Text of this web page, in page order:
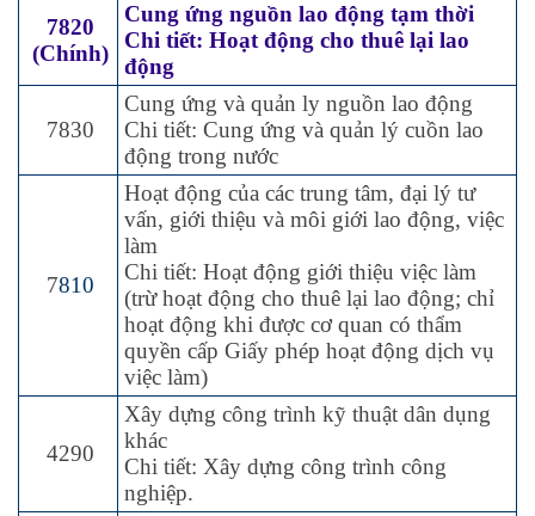
7820
(Chính)
Cung ứng nguồn lao động tạm thời
Chi tiết: Hoạt động cho thuê lại lao
động
7830
Cung ứng và quản ly nguồn lao động
Chi tiết: Cung ứng và quản lý cuồn lao
động trong nước
7810
Hoạt động của các trung tâm, đại lý tư
vấn, giới thiệu và môi giới lao động, việc
làm
Chi tiết: Hoạt động giới thiệu việc làm
(trừ hoạt động cho thuê lại lao động; chỉ
hoạt động khi được cơ quan có thẩm
quyền cấp Giấy phép hoạt động dịch vụ
việc làm)
4290
Xây dựng công trình kỹ thuật dân dụng
khác
Chi tiết: Xây dựng công trình công
nghiệp.